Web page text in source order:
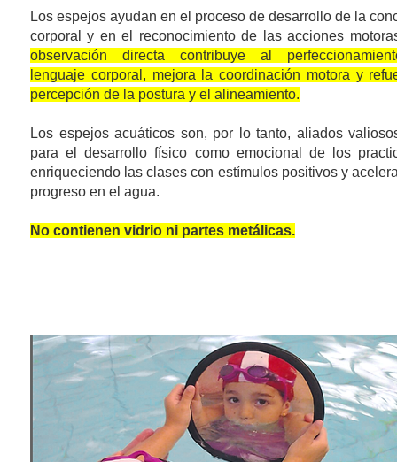
Los espejos ayudan en el proceso de desarrollo de la
corporal y en el reconocimiento de las acciones
observación directa contribuye al
lenguaje corporal, mejora la coordinación motora y
percepción de la postura y el alineamiento.
Los espejos acuáticos son, por lo tanto, aliados
para el desarrollo físico como emocional de los
enriqueciendo las clases con estímulos positivos y
progreso en el agua.
No contienen vidrio ni partes metálicas.